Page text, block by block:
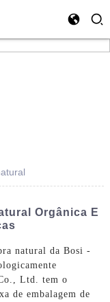
Orgânica E
natural da Bosi -
Ltd. tem o
de embalagem de